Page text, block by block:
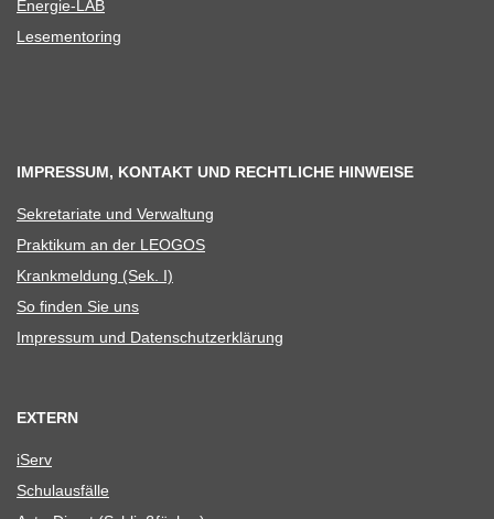
Ener­­gie-LAB
Lese­men­to­ring
IMPRESSUM, KONTAKT UND RECHTLICHE HINWEISE
Sekre­ta­riate und Verwaltung
Prak­ti­kum an der LEOGOS
Krank­mel­dung (Sek. I)
So fin­den Sie uns
Impres­sum und Datenschutzerklärung
EXTERN
iServ
Schul­aus­fälle